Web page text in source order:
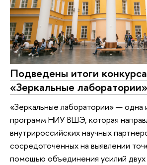
Подведены итоги
«Зеркальные
«Зеркальные лаборатории» — одна
программ НИУ ВШЭ, которая
внутрироссийских научных
сосредоточенных на выявлении
помощью объединения усилий двух